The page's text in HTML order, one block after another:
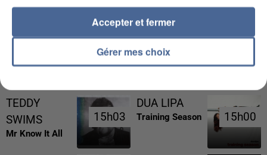
LES FRANÇAIS, FANS DE LA FLEMME
RÉCEMMENT DIFFUSÉ
TEDDY
SWIMS
Mr Know It All
15h03
15h03
DUA LIPA
Training Season 15h00
15h00
Gérer mes choix
Accepter et fermer